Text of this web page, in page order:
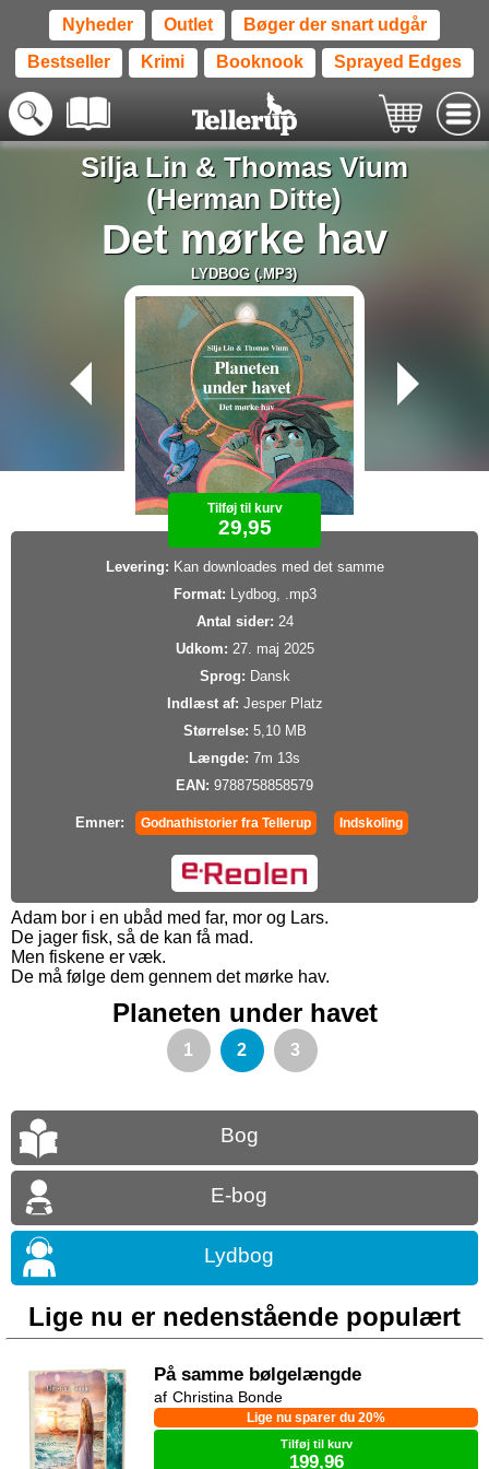
Nyheder Outlet Bøger der snart udgår
Bestseller Krimi Booknook Sprayed Edges
Silja Lin& Thomas Vium
(Herman Ditte)
Det mørke hav
LYDBOG (.MP3)
Tilføj til kurv
29,95
Levering: Kan downloades med det samme
Format: Lydbog, .mp3
Antal sider: 24
Udkom: 27. maj 2025
Sprog: Dansk
Indlæst af: Jesper Platz
Størrelse: 5,10 MB
Længde: 7m 13s
EAN: 9788758858579
Emner: Godnathistorier fra Tellerup Indskoling
Adam bor i en ubåd med far, mor og Lars.
De jager fisk, så de kan få mad.
Men fiskene er væk.
De må følge dem gennem det mørke hav.
Planeten under havet
1 2 3
Bog
E-bog
Lydbog
Lige nu er nedenstående populært
På samme bølgelængde
Lige nu sparer du 20%
Christina Bonde
Tilføj til kurv
199,96